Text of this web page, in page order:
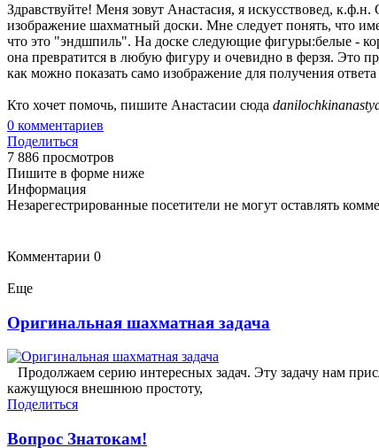
Здравствуйте! Меня зовут Анастасия, я искусствовед,
изображение шахматный доски. Мне следует понять, что
что это "эндшпиль". На доске следующие фигуры:белые -
она превратится в любую фигуру и очевидно в ферзя. Это
как можно показать само изображение для получения
Кто хочет помочь, пишите Анастасии сюда
0 комментариев
Поделиться
7 886 просмотров
Пишите в форме ниже
Информация
Незарегестрированные посетители не могут оставлять
Комментарии 0
Еще
Оригинальная шахматная задача
Продолжаем серию интересных задач. Эту задачу нам
кажущуюся внешнюю простоту,
Поделиться
Вопрос Знатокам!